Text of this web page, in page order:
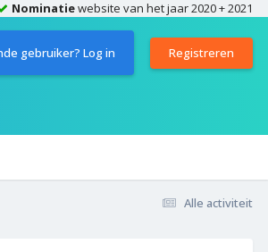
Nominatiewebsite van het jaar 2020 + 2021
gebruiker? Log in Registreren
Alle activiteit